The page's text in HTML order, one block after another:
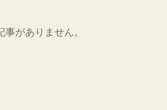
事がありません。